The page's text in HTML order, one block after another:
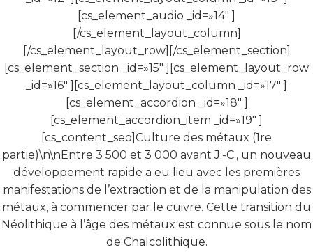
[cs_element_audio _id=»14″ ]
[/cs_element_layout_column]
[/cs_element_layout_row][/cs_element_section]
[cs_element_section _id=»15″ ][cs_element_layout_row
_id=»16″ ][cs_element_layout_column _id=»17″ ]
[cs_element_accordion _id=»18″ ]
[cs_element_accordion_item _id=»19″ ]
[cs_content_seo]Culture des métaux (1re
partie)\n\nEntre 3 500 et 3 000 avant J.-C., un nouveau
développement rapide a eu lieu avec les premières
manifestations de l’extraction et de la manipulation des
métaux, à commencer par le cuivre. Cette transition du
Néolithique à l’âge des métaux est connue sous le nom
de Chalcolithique.